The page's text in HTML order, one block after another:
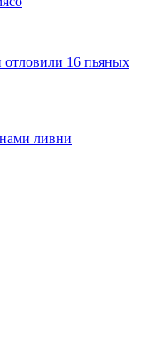
16 пьяных
ливни